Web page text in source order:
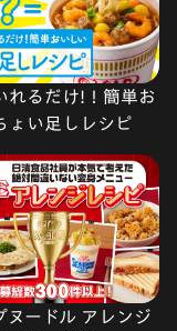
れるだけ!！簡単お
ょい足しレシピ
ヌードル アレンジ